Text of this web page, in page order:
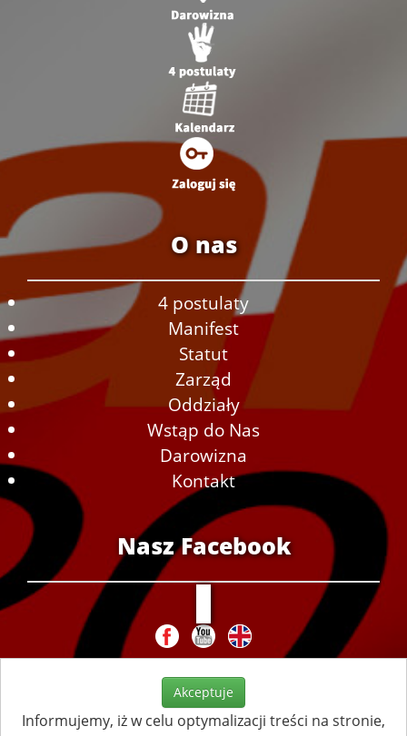
O nas
4 postulaty
Manifest
Statut
Zarząd
Oddziały
Wstąp do Nas
Darowizna
Kontakt
Nasz Facebook
Akceptuje
Informujemy, iż w celu optymalizacji treści na stronie,